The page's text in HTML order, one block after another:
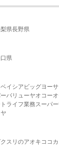
県長野県
県
ベイシア ビッグヨー
バリューヤオコー
ライフ業務スーパー
クスリのアオキ ココ